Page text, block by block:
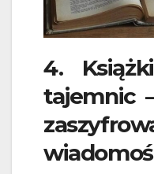
4.
tajemnic